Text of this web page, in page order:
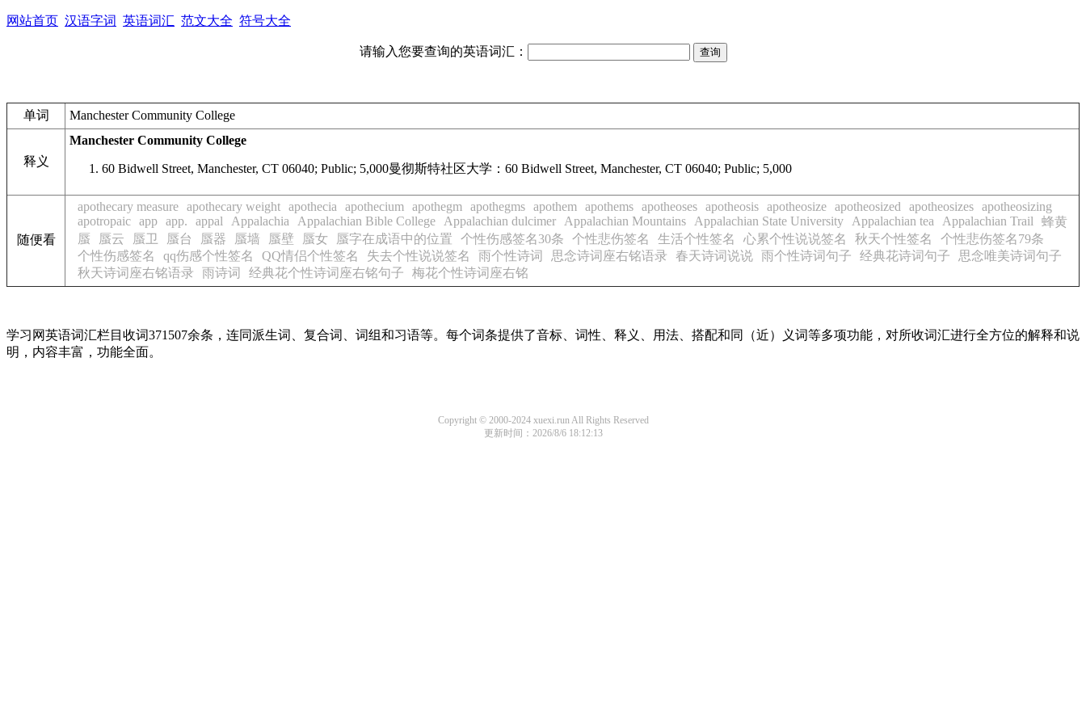
网站首页 汉语字词 英语词汇 范文大全 符号大全
请输入您要查询的英语词汇：
单词 Manchester Community College
释义
Manchester Community College
60 Bidwell Street, Manchester, CT 06040; Public; 5,000曼彻斯特社区大学：60 Bidwell Street, Manchester, CT 06040; Public; 5,000
随便看
apothecary measure apothecary weight apothecia apothecium apothegm apothegms apothem apothems apotheoses apotheosis apotheosize apotheosized apotheosizes apotheosizing
apotropaic app app. appal Appalachia Appalachian Bible College Appalachian dulcimer Appalachian Mountains Appalachian State University Appalachian tea Appalachian Trail
蜂黄
蜃
蜃云 蜃卫 蜃台 蜃器 蜃墙 蜃壁 蜃女 蜃字在成语中的位置 个性伤感签名30条 个性悲伤签名 生活个性签名 心累个性说说签名 秋天个性签名
个性悲伤签名79条
个性伤感签名
qq伤感个性签名 QQ情侣个性签名 失去个性说说签名 雨个性诗词 思念诗词座右铭语录 春天诗词说说 雨个性诗词句子 经典花诗词句子
思念唯美诗词句子
秋天诗词座右铭语录
雨诗词 经典花个性诗词座右铭句子 梅花个性诗词座右铭
学习网英语词汇栏目收词371507余条，连同派生词、复合词、词组和习语等。每个词条提供了音标、词性、释义、用法、搭配和同（近）义词等多项功能，对所收词汇进行全方位的解释和说
明，内容丰富，功能全面。
Copyright © 2000-2024 xuexi.run All Rights Reserved
更新时间：2026/8/6 18:12:13